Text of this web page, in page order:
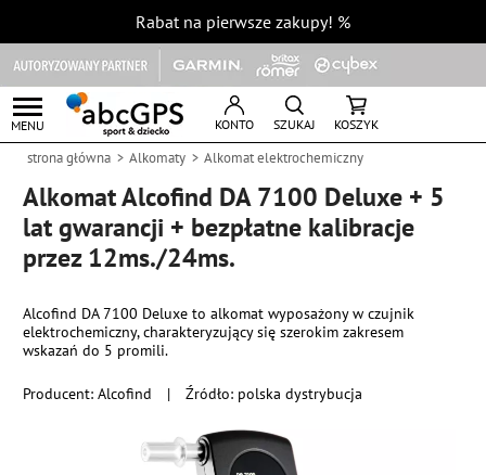
Rabat na pierwsze zakupy! %
MENU KONTO SZUKAJ KOSZYK
strona główna Alkomaty Alkomat elektrochemiczny
Alkomat Alcofind DA 7100 Deluxe + 5
lat gwarancji + bezpłatne kalibracje
przez 12ms./24ms.
Producent:Alcofind | Źródło: polska dystrybucja
Alcofind DA 7100 Deluxe to alkomat wyposażony w czujnik
elektrochemiczny, charakteryzujący się szerokim zakresem
wskazań do 5 promili.